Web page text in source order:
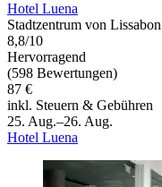
Hotel Luena
Stadtzentrum von Lissabon
8,8/10
Hervorragend
(598 Bewertungen)
87 €
inkl. Steuern & Gebühren
25. Aug.–26. Aug.
Hotel Luena